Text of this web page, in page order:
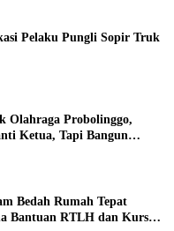
Pelaku Pungli Sopir Truk
Probolinggo,
Ketua, Tapi Bangun
Bedah Rumah Tepat
Bantuan RTLH dan Kursi